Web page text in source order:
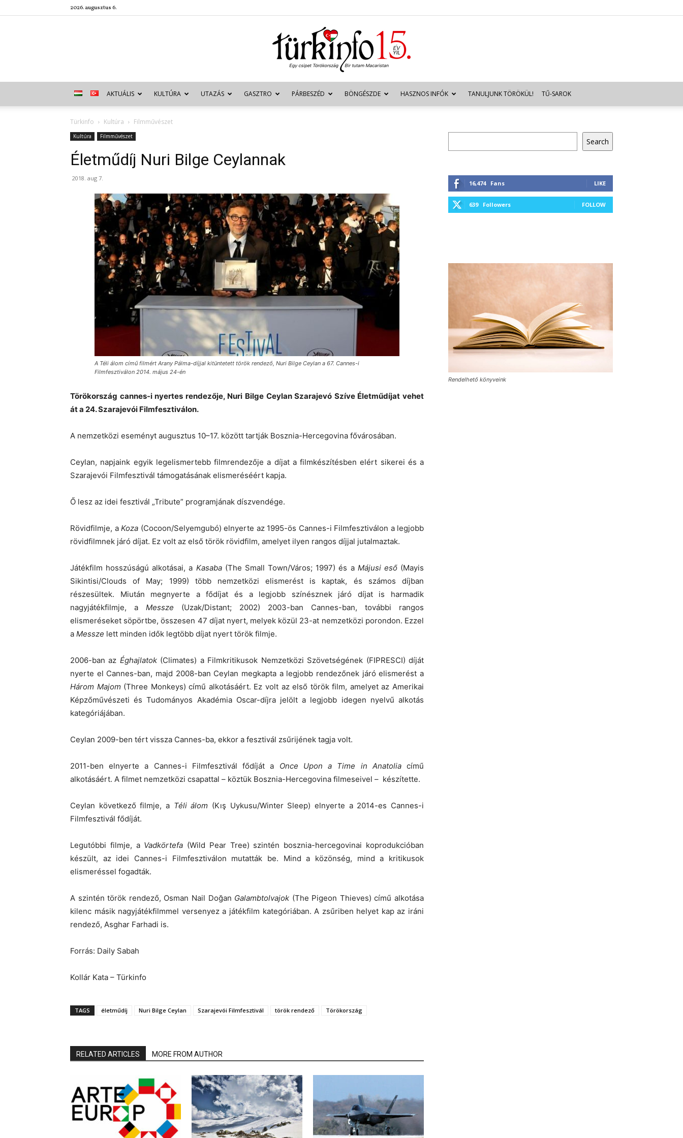
2026. augusztus 6.
Türkinfo
AKTUÁLIS KULTÚRA UTAZÁS GASZTRO PÁRBESZÉD BÖNGÉSZDE HASZNOS INFÓK TANULJUNK TÖRÖKÜL! TŰ-SAROK
Türkinfo Kultúra Filmművészet
Kultúra Filmművészet
Életműdíj Nuri Bilge Ceylannak
2018. aug 7.
A Téli álom című filmért Arany Pálma-díjjal kitüntetett török rendező, Nuri Bilge Ceylan a 67. Cannes-i
Filmfesztiválon 2014. május 24-én
Törökország cannes-i nyertes rendezője, Nuri Bilge Ceylan Szarajevó Szíve Életműdíjat vehet
át a 24. Szarajevói Filmfesztiválon.
A nemzetközi eseményt augusztus 10–17. között tartják Bosznia-Hercegovina fővárosában.
Ceylan, napjaink egyik legelismertebb filmrendezője a díjat a filmkészítésben elért sikerei és a
Szarajevói Filmfesztivál támogatásának elismeréséért kapja.
Ő lesz az idei fesztivál „Tribute” programjának díszvendége.
Rövidfilmje, a Koza (Cocoon/Selyemgubó) elnyerte az 1995-ös Cannes-i Filmfesztiválon a legjobb
rövidfilmnek járó díjat. Ez volt az első török rövidfilm, amelyet ilyen rangos díjjal jutalmaztak.
Játékfilm hosszúságú alkotásai, a Kasaba(The Small Town/Város; 1997) és a Májusi eső(Mayis
Sikintisi/Clouds of May; 1999) több nemzetközi elismerést is kaptak, és számos díjban
részesültek. Miután megnyerte a fődíjat és a legjobb színésznek járó díjat is harmadik
nagyjátékfilmje, a Messze (Uzak/Distant; 2002) 2003-ban Cannes-ban, további rangos
elismeréseket söpörtbe, összesen 47 díjat nyert, melyek közül 23-at nemzetközi porondon. Ezzel
a Messze lett minden idők legtöbb díjat nyert török filmje.
2006-ban az Éghajlatok(Climates) a Filmkritikusok Nemzetközi Szövetségének (FIPRESCI) díját
nyerte el Cannes-ban, majd 2008-ban Ceylan megkapta a legjobb rendezőnek járó elismerést a
Három Majom(Three Monkeys) című alkotásáért. Ez volt az első török film, amelyet az Amerikai
Képzőművészeti és Tudományos Akadémia Oscar-díjra jelölt a legjobb idegen nyelvű alkotás
kategóriájában.
Ceylan 2009-ben tért vissza Cannes-ba, ekkor a fesztivál zsűrijének tagja volt.
2011-ben elnyerte a Cannes-i Filmfesztivál fődíját a Once Upon a Time in Anatoliacímű
alkotásáért. A filmet nemzetközi csapattal – köztük Bosznia-Hercegovina filmeseivel – készítette.
Ceylan következő filmje, a Téli álom (Kış Uykusu/Winter Sleep) elnyerte a 2014-es Cannes-i
Filmfesztivál fődíját.
Legutóbbi filmje, a Vadkörtefa (Wild Pear Tree) szintén bosznia-hercegovinai koprodukcióban
készült, az idei Cannes-i Filmfesztiválon mutatták be. Mind a közönség, mind a kritikusok
elismeréssel fogadták.
A szintén török rendező, Osman Nail Doğan Galambtolvajok (The Pigeon Thieves) című alkotása
kilenc másik nagyjátékfilmmel versenyez a játékfilm kategóriában. A zsűriben helyet kap az iráni
rendező, Asghar Farhadi is.
Forrás: Daily Sabah
Kollár Kata – Türkinfo
TAGS életműdíj Nuri Bilge Ceylan Szarajevói Filmfesztivál török rendező Törökország
RELATED ARTICLES MORE FROM AUTHOR
Search
16,474 Fans LIKE
639 Followers FOLLOW
Rendelhető könyveink